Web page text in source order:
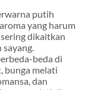
putih
yang harum
dikaitkan
sayang.
beda di
bunga melati
dan